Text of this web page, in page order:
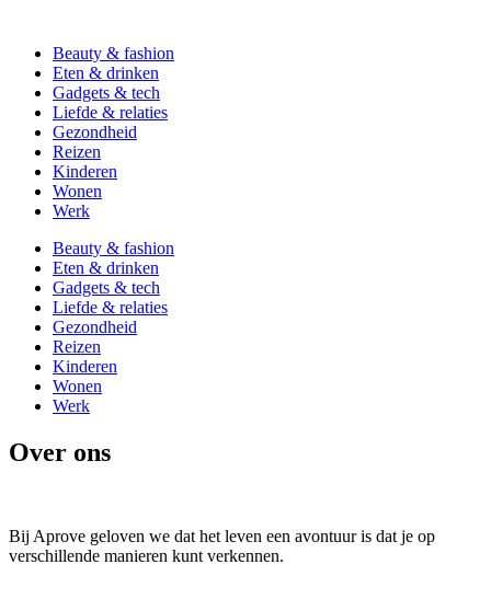
Beauty & fashion
Eten & drinken
Gadgets & tech
Liefde & relaties
Gezondheid
Reizen
Kinderen
Wonen
Werk
Beauty & fashion
Eten & drinken
Gadgets & tech
Liefde & relaties
Gezondheid
Reizen
Kinderen
Wonen
Werk
Over ons
Bij Aprove geloven we dat het leven een avontuur is dat je op
verschillende manieren kunt verkennen.